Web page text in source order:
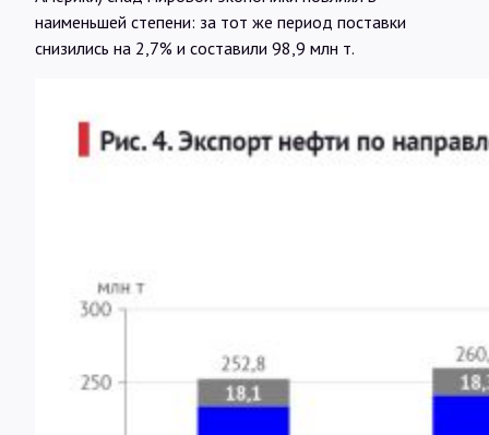
наименьшей степени: за тот же период поставки
снизились на 2,7% и составили 98,9 млн т.